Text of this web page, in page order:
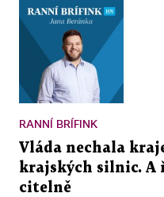
RANNÍ BRÍFINK
Vláda nechala
krajských silnic. A
citelně